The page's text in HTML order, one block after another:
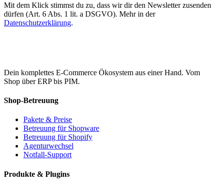
Mit dem Klick stimmst du zu, dass wir dir den Newsletter zusenden
dürfen (Art. 6 Abs. 1 lit. a DSGVO). Mehr in der
Datenschutzerklärung.
Dein komplettes E-Commerce Ökosystem aus einer Hand. Vom
Shop über ERP bis PIM.
Shop-Betreuung
Pakete & Preise
Betreuung für Shopware
Betreuung für Shopify
Agenturwechsel
Notfall-Support
Produkte & Plugins